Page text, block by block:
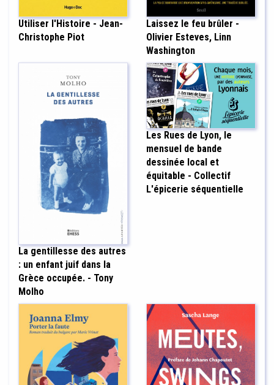
Utiliser l'Histoire - Jean-
Christophe Piot
Laissez le feu brûler -
Olivier Esteves, Linn
Washington
La gentillesse des autres
: un enfant juif dans la
Grèce occupée. - Tony
Molho
Les Rues de Lyon, le
mensuel de bande
dessinée local et
équitable - Collectif
L'épicerie séquentielle